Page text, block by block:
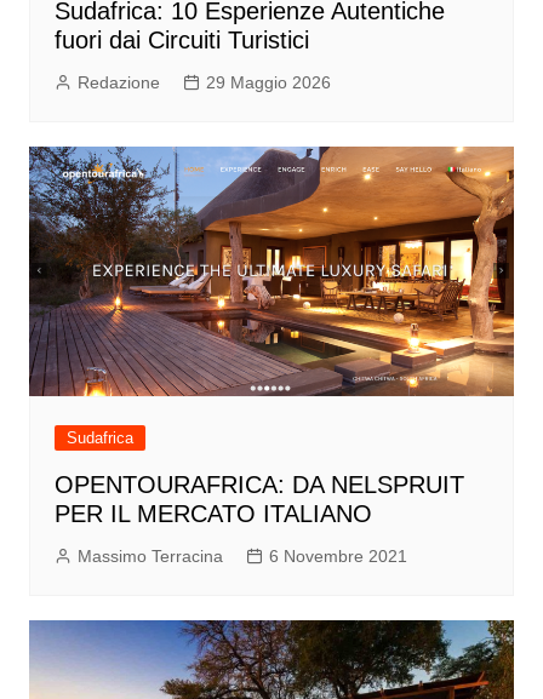
Sudafrica: 10 Esperienze Autentiche
fuori dai Circuiti Turistici
Redazione 29 Maggio 2026
Sudafrica
OPENTOURAFRICA: DA NELSPRUIT
PER IL MERCATO ITALIANO
Massimo Terracina 6 Novembre 2021